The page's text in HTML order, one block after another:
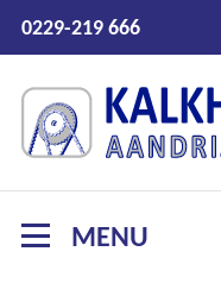
0229-219 666
MENU